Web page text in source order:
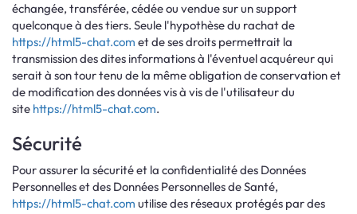
échangée, transférée, cédée ou vendue sur un support
quelconque à des tiers. Seule l'hypothèse du rachat de
https://html5-chat.com et de ses droits permettrait la
transmission des dites informations à l'éventuel acquéreur qui
serait à son tour tenu de la même obligation de conservation et
de modification des données vis à vis de l'utilisateur du
site https://html5-chat.com.
Sécurité
Pour assurer la sécurité et la confidentialité des Données
Personnelles et des Données Personnelles de Santé,
https://html5-chat.com utilise des réseaux protégés par des